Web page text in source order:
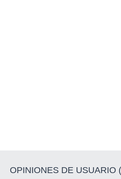
OPINIONES DE USUARIO